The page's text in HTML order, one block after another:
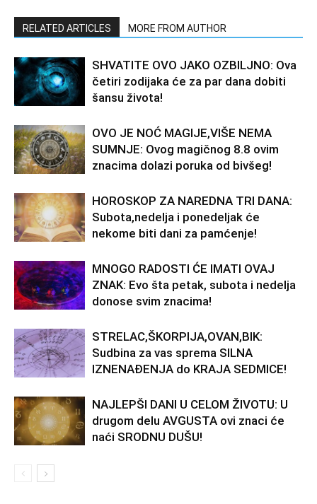
RELATED ARTICLES MORE FROM AUTHOR
SHVATITE OVO JAKO OZBILJNO: Ova
četiri zodijaka će za par dana dobiti
šansu života!
OVO JE NOĆ MAGIJE,VIŠE NEMA
SUMNJE: Ovog magičnog 8.8 ovim
znacima dolazi poruka od bivšeg!
HOROSKOP ZA NAREDNA TRI DANA:
Subota,nedelja i ponedeljak će
nekome biti dani za pamćenje!
MNOGO RADOSTI ĆE IMATI OVAJ
ZNAK: Evo šta petak, subota i nedelja
donose svim znacima!
STRELAC,ŠKORPIJA,OVAN,BIK:
Sudbina za vas sprema SILNA
IZNENAĐENJA do KRAJA SEDMICE!
NAJLEPŠI DANI U CELOM ŽIVOTU: U
drugom delu AVGUSTA ovi znaci će
naći SRODNU DUŠU!